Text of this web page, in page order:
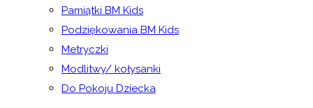
Pamiątki BM Kids
Podziękowania BM Kids
Metryczki
Modlitwy/ kołysanki
Do Pokoju Dziecka